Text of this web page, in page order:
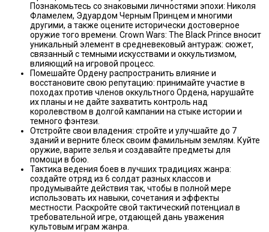
Познакомьтесь со знаковыми личностями эпохи: Николя
Фламелем, Эдуардом Черным Принцем и многими
другими, а также оцените исторически достоверное
оружие того времени. Crown Wars: The Black Prince вносит
уникальный элемент в средневековый антураж: сюжет,
связанный с темными искусствами и оккультизмом,
влияющий на игровой процесс.
Помешайте Ордену распространить влияние и
восстановите свою репутацию: принимайте участие в
походах против членов оккультного Ордена, нарушайте
их планы и не дайте захватить контроль над
королевством в долгой кампании на стыке истории и
темного фэнтези.
Отстройте свои владения: стройте и улучшайте до 7
зданий и верните блеск своим фамильным землям. Куйте
оружие, варите зелья и создавайте предметы для
помощи в бою.
Тактика ведения боев в лучших традициях жанра:
создайте отряд из 6 солдат разных классов и
продумывайте действия так, чтобы в полной мере
использовать их навыки, сочетания и эффекты
местности. Раскройте свой тактический потенциал в
требовательной игре, отдающей дань уважения
культовым играм жанра.